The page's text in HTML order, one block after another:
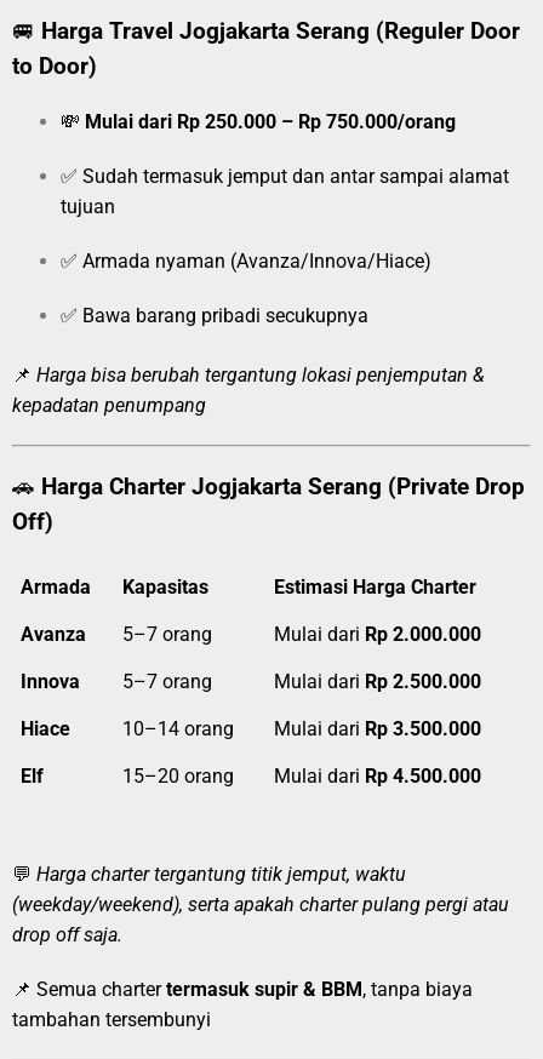
🚐 Harga Travel Jogjakarta Serang (Reguler Door
to Door)
💸 Mulai dari Rp 250.000 – Rp 750.000/orang
✅ Sudah termasuk jemput dan antar sampai alamat
tujuan
✅ Armada nyaman (Avanza/Innova/Hiace)
✅ Bawa barang pribadi secukupnya
📌 Harga bisa berubah tergantung lokasi penjemputan &
kepadatan penumpang
🚗 Harga Charter Jogjakarta Serang (Private Drop
Off)
Armada Kapasitas Estimasi Harga Charter
Avanza 5–7 orang Mulai dari Rp 2.000.000
Innova 5–7 orang Mulai dari Rp 2.500.000
Hiace 10–14 orang Mulai dari Rp 3.500.000
Elf 15–20 orang Mulai dari Rp 4.500.000
💬 Harga charter tergantung titik jemput, waktu
(weekday/weekend), serta apakah charter pulang pergi atau
drop off saja.
📌 Semua chartertermasuk supir & BBM, tanpa biaya
tambahan tersembunyi